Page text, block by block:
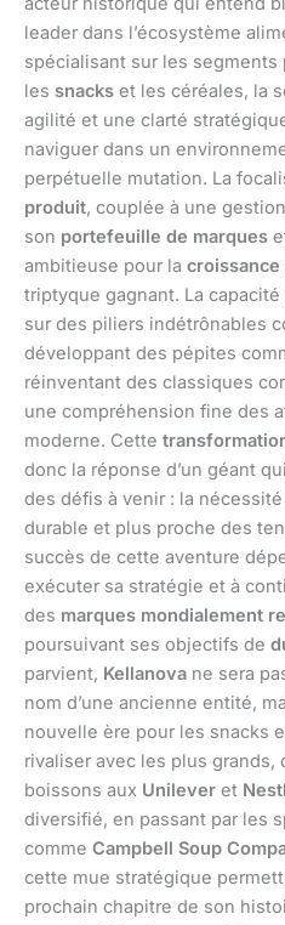
leader dans l’écosystème
spécialisant sur les
les snacks et les céréales, la
agilité et une clarté
naviguer dans un
perpétuelle mutation. La
produit, couplée à une
son portefeuille de marques
ambitieuse pour la croissance
triptyque gagnant. La capacité
sur des piliers indétrônables
développant des pépites
réinventant des classiques
une compréhension fine des
moderne. Cette
donc la réponse d’un géant
des défis à venir : la
durable et plus proche des
succès de cette aventure
exécuter sa stratégie et à
des marques mondialement
poursuivant ses objectifs de
parvient, Kellanova ne sera
nom d’une ancienne entité,
nouvelle ère pour les snacks
rivaliser avec les plus grands,
boissons aux Unilever et
diversifié, en passant par les
comme Campbell Soup
cette mue stratégique
prochain chapitre de son